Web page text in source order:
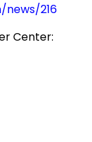
news/216
Center: